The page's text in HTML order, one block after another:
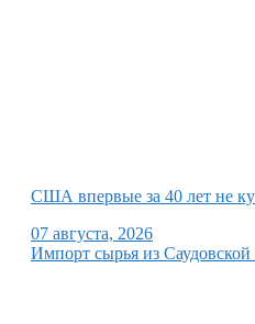
США впервые за 40 лет не
07 августа, 2026
Импорт сырья из